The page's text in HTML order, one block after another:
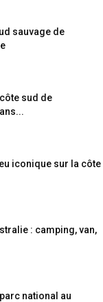
sauvage de
sud de
iconique sur la côte
: camping, van,
national au